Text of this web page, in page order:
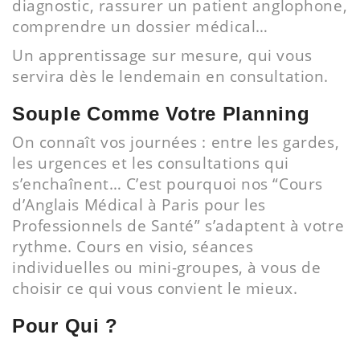
diagnostic, rassurer un patient anglophone,
comprendre un dossier médical…
Un apprentissage sur mesure, qui vous
servira dès le lendemain en consultation.
Souple Comme Votre Planning
On connaît vos journées : entre les gardes,
les urgences et les consultations qui
s’enchaînent… C’est pourquoi nos “Cours
d’Anglais Médical à Paris pour les
Professionnels de Santé” s’adaptent à votre
rythme. Cours en visio, séances
individuelles ou mini-groupes, à vous de
choisir ce qui vous convient le mieux.
Pour Qui ?